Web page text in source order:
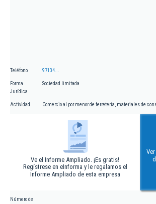
Teléfono 97134...
Forma
Jurídica
Sociedad limitada
Actividad Comercio al por menor de ferretería, materiales de
Ve el Informe Ampliado. ¡Es gratis!
Regístrese en eInforma y le regalamos el
Informe Ampliado de esta empresa
Número de